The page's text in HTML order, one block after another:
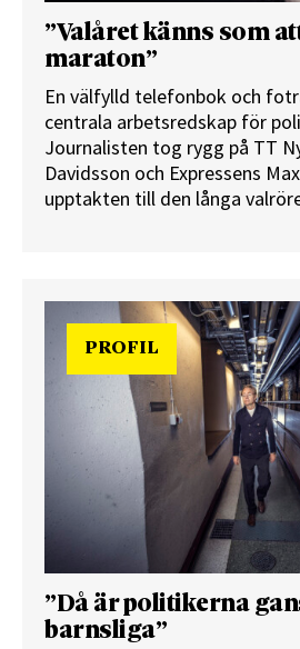
”Valåret känns som
maraton”
En välfylld telefonbok och
centrala arbetsredskap för
Journalisten tog rygg på TT
Davidsson och Expressens
upptakten till den långa
PROFIL
”Då är politikerna
barnsliga”